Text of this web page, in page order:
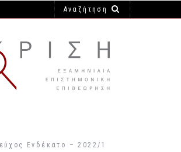
content/themes/krisi
Ενδέκατο – 2022/1